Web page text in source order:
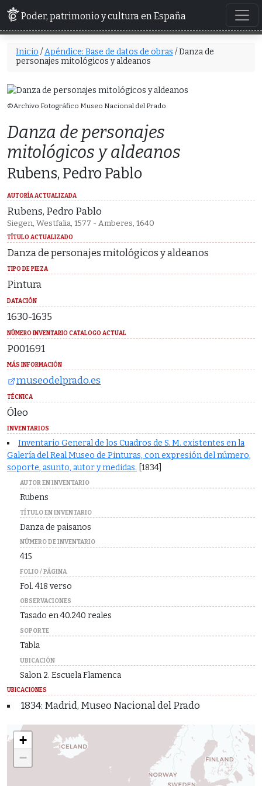
Poder, patrimonio y cultura en España
Inicio /Apéndice: Base de datos de obras / Danza de
personajes mitológicos y aldeanos
Danza de personajes
mitológicos y aldeanos
Rubens, Pedro Pablo
AUTORÍA ACTUALIZADA
Rubens, Pedro Pablo
Siegen, Westfalia, 1577 - Amberes, 1640
TÍTULO ACTUALIZADO
Danza de personajes mitológicos y aldeanos
TIPO DE PIEZA
Pintura
DATACIÓN
1630-1635
NÚMERO INVENTARIO CATALOGO ACTUAL
P001691
MÁS INFORMACIÓN
museodelprado.es
TÉCNICA
Óleo
INVENTARIOS
Inventario General de los Cuadros de S. M. existentes en la
Galería del Real Museo de Pinturas, con expresión del número,
soporte, asunto, autor y medidas. [1834]
AUTOR EN INVENTARIO
Rubens
TÍTULO EN INVENTARIO
Danza de paisanos
NÚMERO DE INVENTARIO
415
FOLIO / PÁGINA
Fol. 418 verso
OBSERVACIONES
Tasado en 40.240 reales
SOPORTE
Tabla
UBICACIÓN
Salon 2. Escuela Flamenca
UBICACIONES
1834: Madrid, Museo Nacional del Prado
+
−
©Archivo Fotográfico Museo Nacional del Prado